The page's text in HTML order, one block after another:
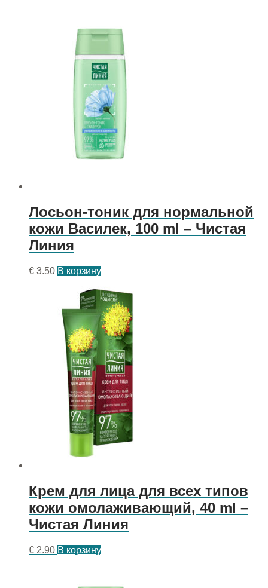
Лосьон-тоник для нормальной
кожи Василек, 100 ml – Чистая
Линия
€ 3.50 В корзину
Крем для лица для всех типов
кожи омолаживающий, 40 ml –
Чистая Линия
€ 2.90 В корзину